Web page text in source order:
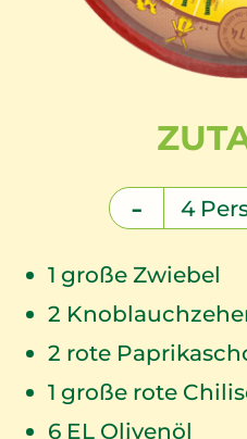
- 4
1 große Zwiebel
2
2 rote
1 große rote
6EL Olivenöl